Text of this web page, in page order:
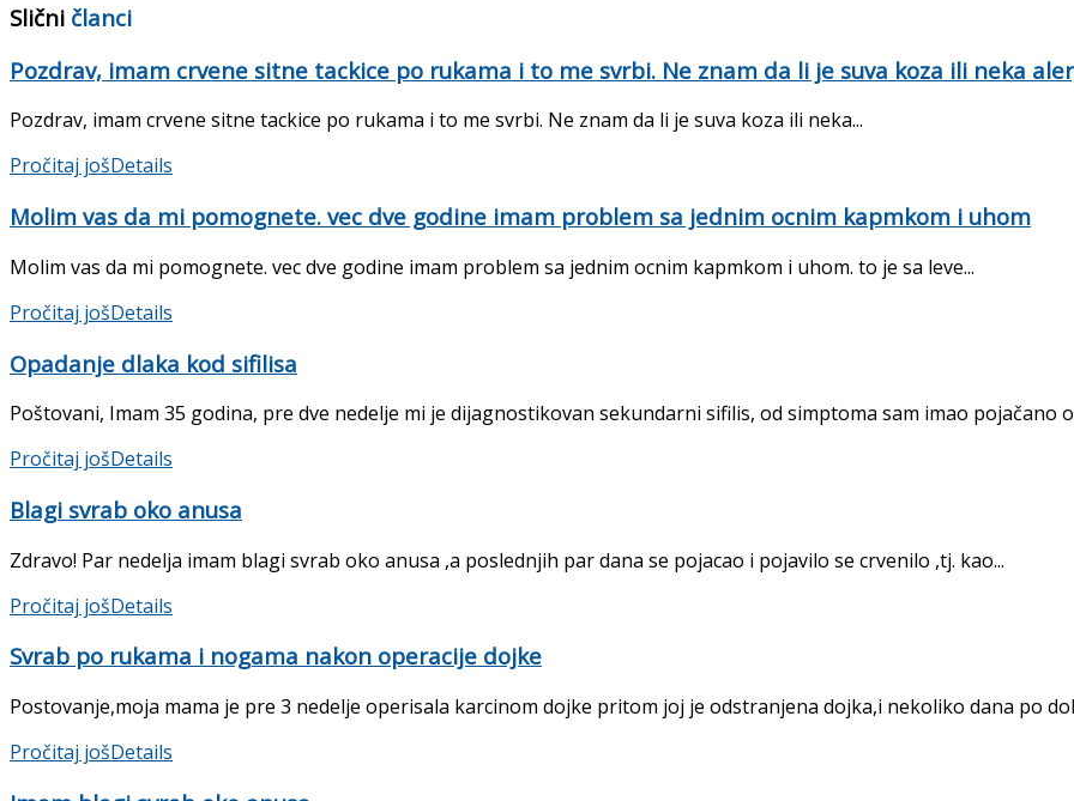
Slični članci
Pozdrav, imam crvene sitne tackice po rukama i to me svrbi. Ne znam da li je suva koza ili neka
Pozdrav, imam crvene sitne tackice po rukama i to me svrbi. Ne znam da li je suva koza ili neka...
Pročitaj jošDetails
Molim vas da mi pomognete. vec dve godine imam problem sa jednim ocnim kapmkom i uhom
Molim vas da mi pomognete. vec dve godine imam problem sa jednim ocnim kapmkom i uhom. to je sa leve...
Pročitaj jošDetails
Opadanje dlaka kod sifilisa
Poštovani, Imam 35 godina, pre dve nedelje mi je dijagnostikovan sekundarni sifilis, od simptoma sam imao pojačano
Pročitaj jošDetails
Blagi svrab oko anusa
Zdravo! Par nedelja imam blagi svrab oko anusa ,a poslednjih par dana se pojacao i pojavilo se crvenilo ,tj. kao...
Pročitaj jošDetails
Svrab po rukama i nogama nakon operacije dojke
Postovanje,moja mama je pre 3 nedelje operisala karcinom dojke pritom joj je odstranjena dojka,i nekoliko dana po
Pročitaj jošDetails